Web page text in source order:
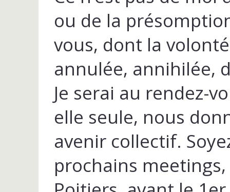
ou de la
vous, dont la
annulée, annihilée,
Je serai au rendez-
elle seule, nous
avenir collectif.
prochains